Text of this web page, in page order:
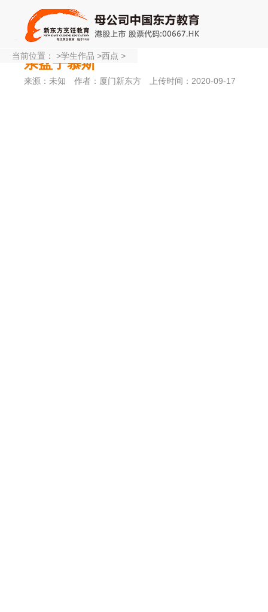
亲盆子慕斯
来源：未知 作者：厦门新东方 上传时间：2020-09-17
当前位置： >学生作品 >西点 >